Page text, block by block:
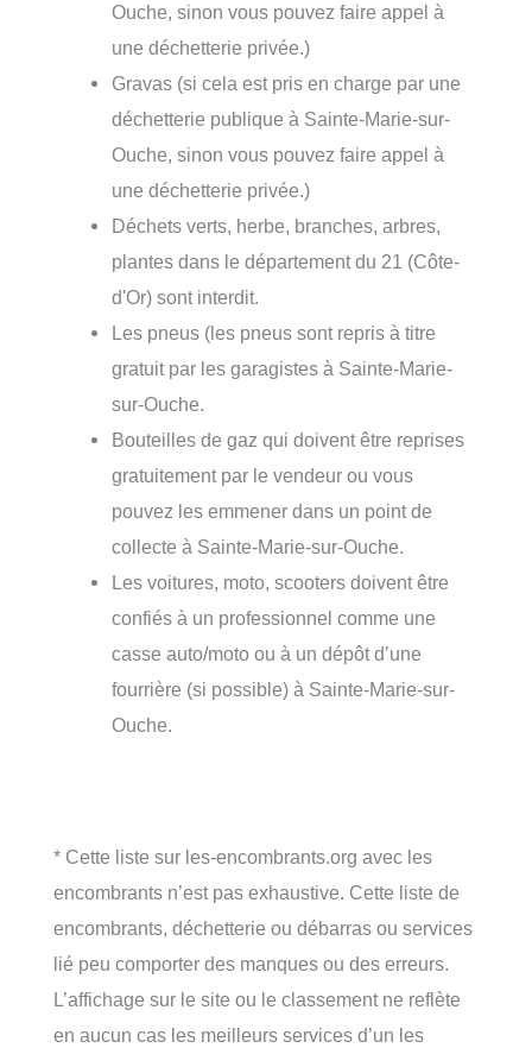
Ouche, sinon vous pouvez faire appel à
une déchetterie privée.)
Gravas (si cela est pris en charge par une
déchetterie publique à Sainte-Marie-sur-
Ouche, sinon vous pouvez faire appel à
une déchetterie privée.)
Déchets verts, herbe, branches, arbres,
plantes dans le département du 21 (Côte-
d'Or) sont interdit.
Les pneus (les pneus sont repris à titre
gratuit par les garagistes à Sainte-Marie-
sur-Ouche.
Bouteilles de gaz qui doivent être reprises
gratuitement par le vendeur ou vous
pouvez les emmener dans un point de
collecte à Sainte-Marie-sur-Ouche.
Les voitures, moto, scooters doivent être
confiés à un professionnel comme une
casse auto/moto ou à un dépôt d’une
fourrière (si possible) à Sainte-Marie-sur-
Ouche.
* Cette liste sur les-encombrants.org avec les
encombrants n’est pas exhaustive. Cette liste de
encombrants, déchetterie ou débarras ou services
lié peu comporter des manques ou des erreurs.
L’affichage sur le site ou le classement ne reflète
en aucun cas les meilleurs services d’un les